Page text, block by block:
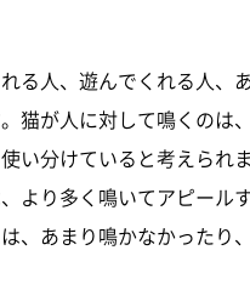
る人、遊んでくれる人、
猫が人に対して鳴くのは
い分けていると考えられま
より多く鳴いてアピール
、あまり鳴かなかったり